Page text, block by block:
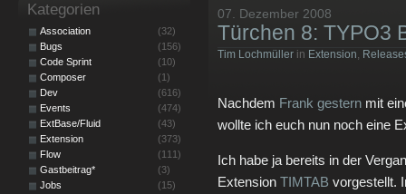
07. Dezember 2008
Türchen 8: TYPO3
Tim Lochmüller in Extension,
Nachdem Frank gestern mit
wollte ich euch nun noch eine
Ich habe ja bereits in der
Extension TIMTAB vorgestellt.
Kategorien
Association
(32)
Bugs
(156)
Code Sprint
(10)
Composer
(1)
Dev
(616)
Events
(474)
ExtBase/Fluid
(43)
Extension
(373)
Flow
(111)
Gastbeitrag*
(3)
Jobs
(15)